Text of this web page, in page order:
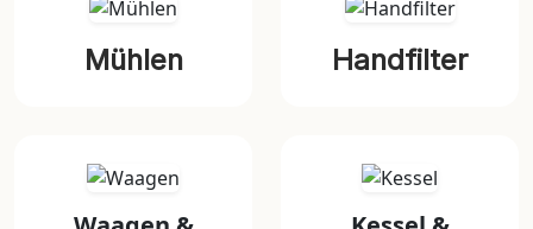
Mühlen Handfilter